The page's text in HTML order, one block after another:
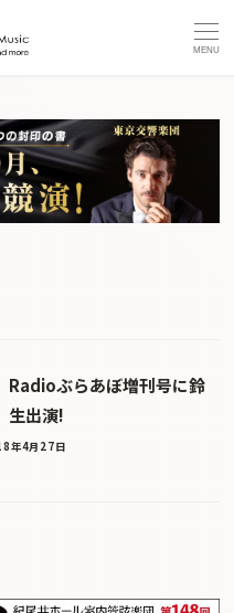
MENU
Radioぶらあぼ増刊号に鈴
生出演!
年4月27日